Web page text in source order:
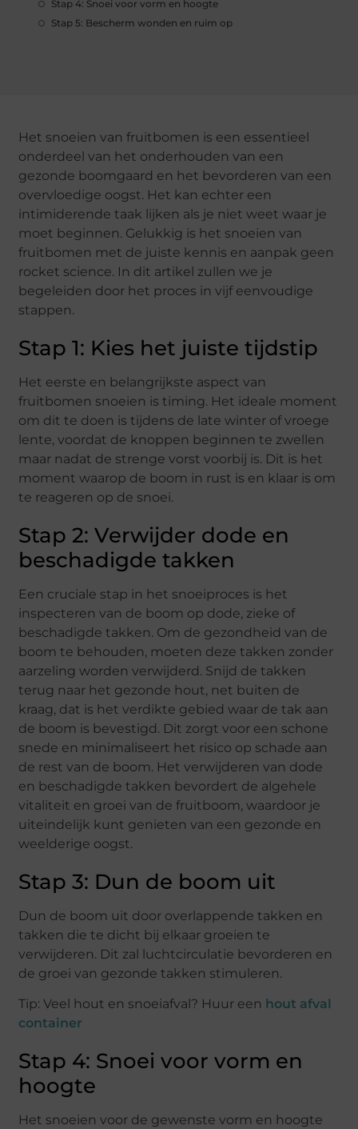
Stap 4: Snoei voor vorm en hoogte
Stap 5: Bescherm wonden en ruim op
Het snoeien van fruitbomen is een essentieel
onderdeel van het onderhouden van een
gezonde boomgaard en het bevorderen van een
overvloedige oogst. Het kan echter een
intimiderende taak lijken als je niet weet waar je
moet beginnen. Gelukkig is het snoeien van
fruitbomen met de juiste kennis en aanpak geen
rocket science. In dit artikel zullen we je
begeleiden door het proces in vijf eenvoudige
stappen.
Stap 1: Kies het juiste tijdstip
Het eerste en belangrijkste aspect van
fruitbomen snoeien is timing. Het ideale moment
om dit te doen is tijdens de late winter of vroege
lente, voordat de knoppen beginnen te zwellen
maar nadat de strenge vorst voorbij is. Dit is het
moment waarop de boom in rust is en klaar is om
te reageren op de snoei.
Stap 2: Verwijder dode en
beschadigde takken
Een cruciale stap in het snoeiproces is het
inspecteren van de boom op dode, zieke of
beschadigde takken. Om de gezondheid van de
boom te behouden, moeten deze takken zonder
aarzeling worden verwijderd. Snijd de takken
terug naar het gezonde hout, net buiten de
kraag, dat is het verdikte gebied waar de tak aan
de boom is bevestigd. Dit zorgt voor een schone
snede en minimaliseert het risico op schade aan
de rest van de boom. Het verwijderen van dode
en beschadigde takken bevordert de algehele
vitaliteit en groei van de fruitboom, waardoor je
uiteindelijk kunt genieten van een gezonde en
weelderige oogst.
Stap 3: Dun de boom uit
Dun de boom uit door overlappende takken en
takken die te dicht bij elkaar groeien te
verwijderen. Dit zal luchtcirculatie bevorderen en
de groei van gezonde takken stimuleren.
Tip: Veel hout en snoeiafval? Huur een hout afval
container
Stap 4: Snoei voor vorm en
hoogte
Het snoeien voor de gewenste vorm en hoogte